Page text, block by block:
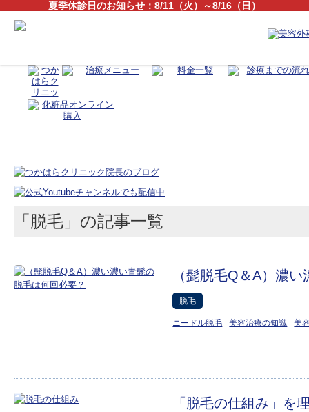
夏季休診日のお知らせ：8/11（火）～8/16（日）
「脱毛」の記事一覧
（髭脱毛Q＆A）濃
脱毛
ニードル脱毛 美容治療の知識 美
「脱毛の仕組み」を